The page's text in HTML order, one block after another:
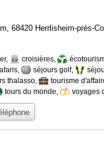
68420 Herrlisheim-près-
, croisières,
, séjours golf,
thalasso, tourisme
tours du monde, voyages